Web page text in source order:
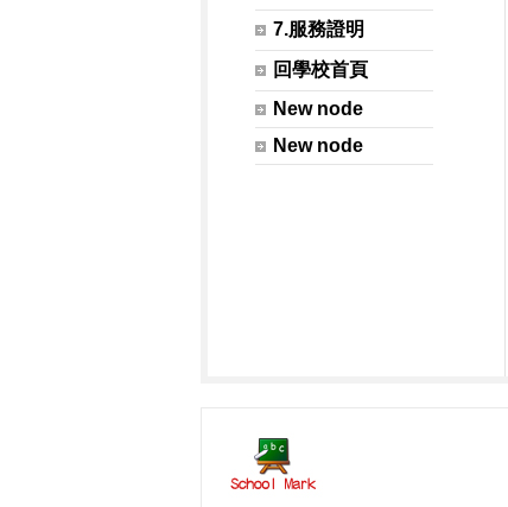
7.服務證明
回學校首頁
New node
New node